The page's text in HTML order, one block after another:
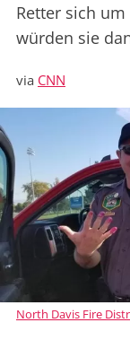
Retter sich
würden sie
via CNN
North Davis Fire